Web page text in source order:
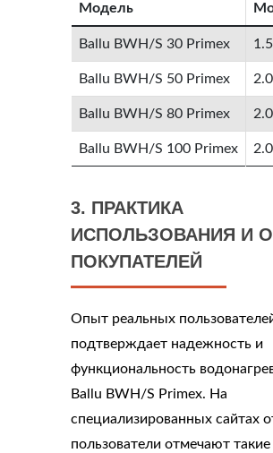
Модель
Ballu BWH/S 30 Primex
Ballu BWH/S 50 Primex 2.0
Ballu BWH/S 80 Primex 2.0
Ballu BWH/S 100 Primex
3. ПРАКТИКА
ИСПОЛЬЗОВАНИЯ И
ПОКУПАТЕЛЕЙ
Опыт реальных
подтверждает надежность и
функциональность
Ballu BWH/S Primex. На
специализированных сайтах
пользователи отмечают такие